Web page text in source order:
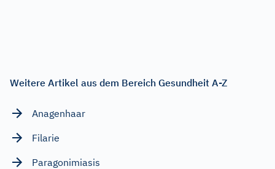
Weitere Artikel aus dem Bereich Gesundheit A-Z
Anagenhaar
Filarie
Paragonimiasis